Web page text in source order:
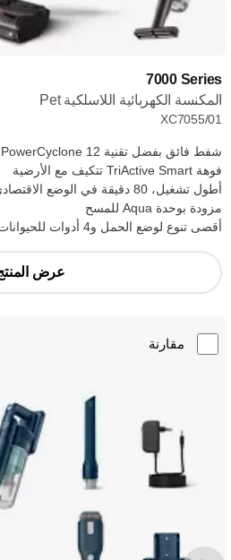
‎7000 Series
المكنسة الكهربائية اللاسلكية Pet
XC7055/01
شفط فائق بفضل تقنية PowerCyclone 12
فوهة TriActive Smart تتكيف مع الأرضية
أطول تشغيل، 80 دقيقة في الوضع الاقتصادي (1)
مزودة بوحدة Aqua للمسح
أقصى تنوع لوضع الحمل و4 أدوات للحيوانات وLED
عرض المنتج
مقارنة